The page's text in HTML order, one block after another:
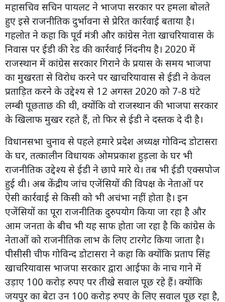
महासचिव सचिन पायलट ने भाजपा सरकार पर हमला बोलते
हुए इसे राजनीतिक दुर्भावना से प्रेरित कार्रवाई बताया है।
गहलोत ने कहा कि पूर्व मंत्री और कांग्रेस नेता खाचरियावास के
निवास पर ईडी की रेड की कार्रवाई निंदनीय है। 2020 में
राजस्थान में कांग्रेस सरकार गिराने के प्रयास के समय भाजपा
का मुखरता से विरोध करने पर खाचरियावास से ईडी ने केवल
प्रताड़ित करने के उद्देश्य से 12 अगस्त 2020 को 7-8 घंटे
लम्बी पूछताछ की थी, क्योंकि वो राजस्थान की भाजपा सरकार
के खिलाफ मुखर रहते हैं, तो फिर से ईडी ने दस्तक दे दी है।
विधानसभा चुनाव से पहले हमारे प्रदेश अध्यक्ष गोविन्द डोटासरा
के घर, तत्कालीन विधायक ओमप्रकाश हुड़ला के घर भी
राजनीतिक उद्देश्य से ईडी ने छापे मारे थे। तब भी ईडी एक्सपोज
हुई थी। अब केंद्रीय जांच एजेंसियों की विपक्ष के नेताओं पर
ऐसी कार्रवाई से किसी को भी अचंभा नहीं होता है। इन
एजेंसियों का पूरा राजनीतिक दुरुपयोग किया जा रहा है और
आम जनता के बीच भी यह साफ होता जा रहा है कि कांग्रेस के
नेताओं को राजनीतिक लाभ के लिए टारगेट किया जाता है।
पीसीसी चीफ गोविन्द डोटासरा ने कहा कि क्योंकि प्रताप सिंह
खाचरियावास भाजपा सरकार द्वारा आईफा के नाच गाने में
उड़ाए 100 करोड़ रुपए पर तीखे सवाल पूछ रहे हैं। क्योंकि
जयपुर का बेटा उन 100 करोड़ रुपए के लिए सवाल पूछ रहा है,